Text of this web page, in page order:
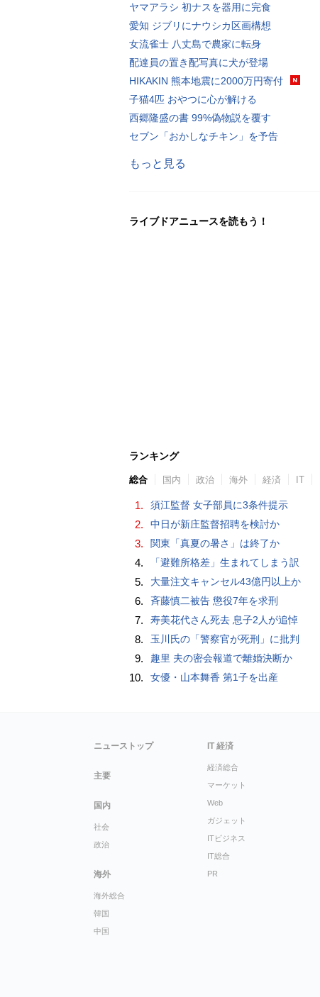
ヤマアラシ 初ナスを器用に完食
愛知 ジブリにナウシカ区画構想
女流雀士 八丈島で農家に転身
配達員の置き配写真に犬が登場
HIKAKIN 熊本地震に2000万円寄付
子猫4匹 おやつに心が解ける
西郷隆盛の書 99%偽物説を覆す
セブン「おかしなチキン」を予告
もっと見る
ライブドアニュースを読もう！
ランキング
総合 国内 政治 海外 経済 IT
1. 須江監督 女子部員に3条件提示
2. 中日が新庄監督招聘を検討か
3. 関東「真夏の暑さ」は終了か
4. 「避難所格差」生まれてしまう訳
5. 大量注文キャンセル43億円以上か
6. 斉藤慎二被告 懲役7年を求刑
7. 寿美花代さん死去 息子2人が追悼
8. 玉川氏の「警察官が死刑」に批判
9. 趣里 夫の密会報道で離婚決断か
10. 女優・山本舞香 第1子を出産
ニューストップ
主要
国内
社会
政治
海外
海外総合
韓国
中国
IT 経済
経済総合
マーケット
Web
ガジェット
ITビジネス
IT総合
PR